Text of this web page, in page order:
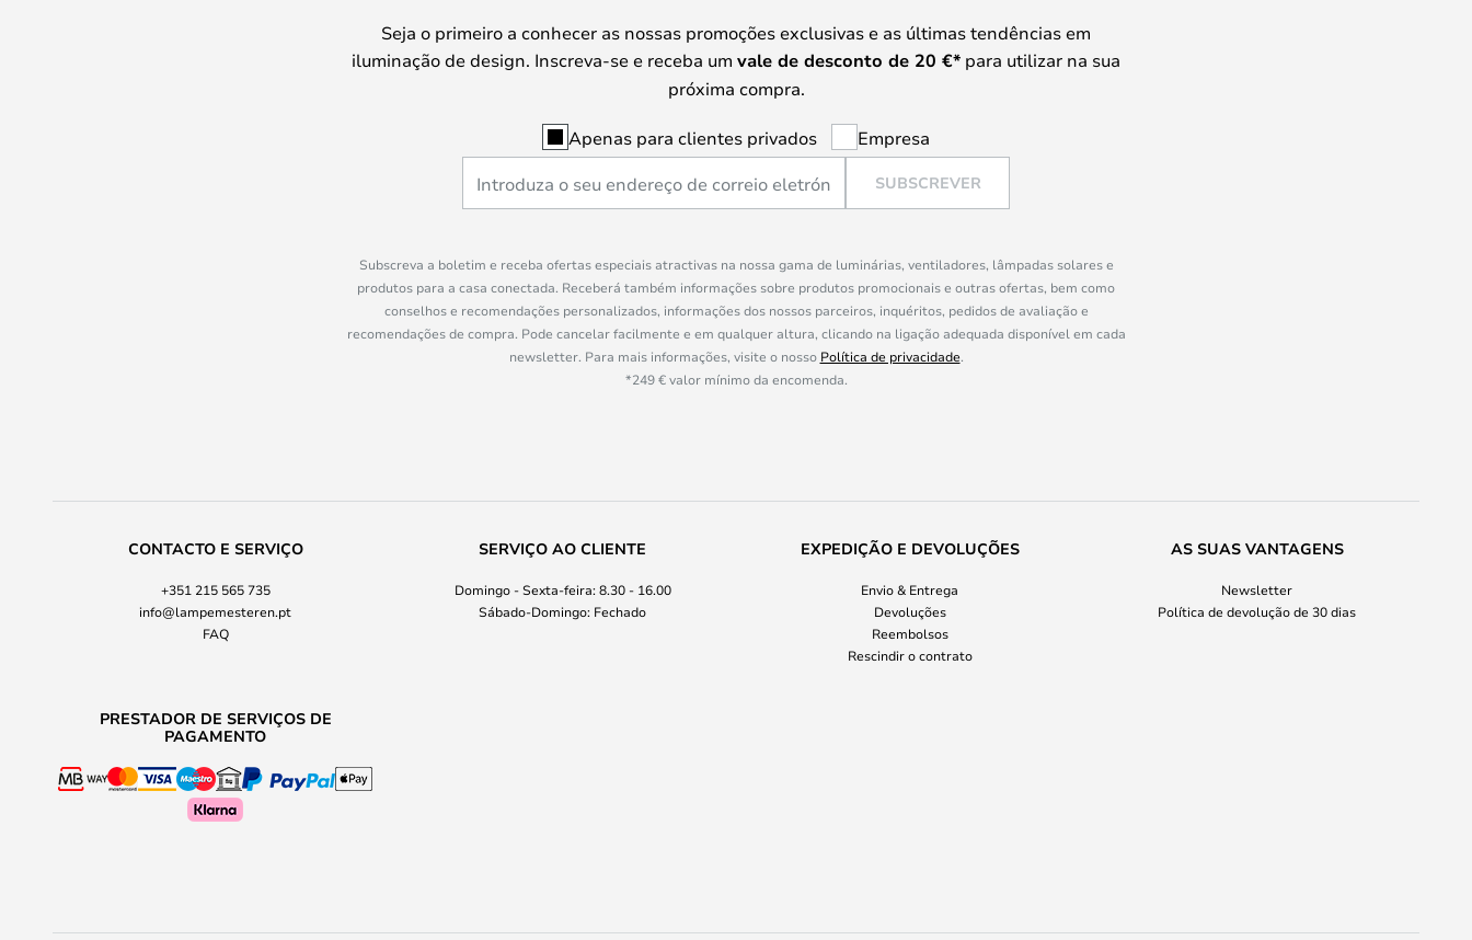
Seja o primeiro a conhecer as nossas promoções exclusivas e as últimas tendências em
iluminação de design. Inscreva-se e receba um vale de desconto de 20 €* para utilizar na sua
próxima compra.
Apenas para clientes privados Empresa
SUBSCREVER
Subscreva a boletim e receba ofertas especiais atractivas na nossa gama de luminárias, ventiladores, lâmpadas solares e
produtos para a casa conectada. Receberá também informações sobre produtos promocionais e outras ofertas, bem como
conselhos e recomendações personalizados, informações dos nossos parceiros, inquéritos, pedidos de avaliação e
recomendações de compra. Pode cancelar facilmente e em qualquer altura, clicando na ligação adequada disponível em cada
newsletter. Para mais informações, visite o nosso Política de privacidade.
*249 € valor mínimo da encomenda.
CONTACTO E SERVIÇO
+351 215 565 735
info@lampemesteren.pt
FAQ
SERVIÇO AO CLIENTE
Domingo - Sexta-feira: 8.30 - 16.00
Sábado-Domingo: Fechado
EXPEDIÇÃO E DEVOLUÇÕES
Envio & Entrega
Devoluções
Reembolsos
Rescindir o contrato
AS SUAS VANTAGENS
Newsletter
Política de devolução de 30 dias
PRESTADOR DE SERVIÇOS DE
PAGAMENTO